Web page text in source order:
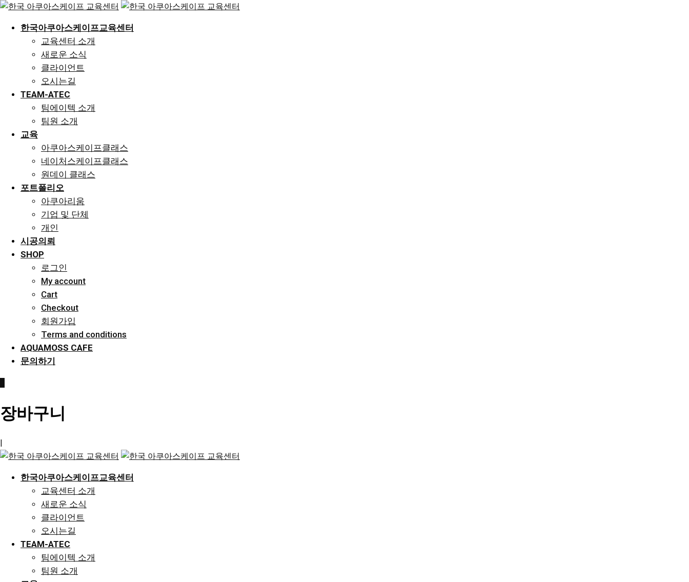
Skip
content한국아쿠아스케이프교육센터
교육센터 소개
새로운 소식
클라이언트
오시는길
TEAM-ATEC
팀에이텍 소개
팀원 소개
교육
아쿠아스케이프클래스
네이처스케이프클래스
원데이 클래스
포트폴리오
아쿠아리움
기업 및 단체
개인
시공의뢰
SHOP
로그인
My account
Cart
Checkout
회원가입
Terms and conditions
AQUAMOSS CAFE
문의하기
장바구니
|
한국아쿠아스케이프교육센터
교육센터 소개
새로운 소식
클라이언트
오시는길
TEAM-ATEC
팀에이텍 소개
팀원 소개